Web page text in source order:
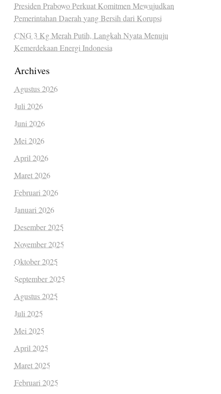
Presiden Prabowo Perkuat Komitmen Mewujudkan
Pemerintahan Daerah yang Bersih dari Korupsi
CNG 3 Kg Merah Putih, Langkah Nyata Menuju
Kemerdekaan Energi Indonesia
Archives
Agustus 2026
Juli 2026
Juni 2026
Mei 2026
April 2026
Maret 2026
Februari 2026
Januari 2026
Desember 2025
November 2025
Oktober 2025
September 2025
Agustus 2025
Juli 2025
Mei 2025
April 2025
Maret 2025
Februari 2025